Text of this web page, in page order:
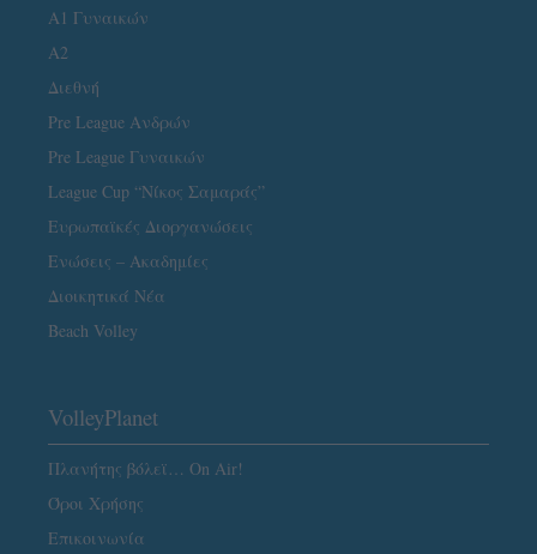
Α1 Γυναικών
A2
Διεθνή
Pre League Ανδρών
Pre League Γυναικών
League Cup “Νίκος Σαμαράς”
Ευρωπαϊκές Διοργανώσεις
Ενώσεις – Ακαδημίες
Διοικητικά Νέα
Beach Volley
VolleyPlanet
Πλανήτης βόλεϊ… On Air!
Όροι Χρήσης
Επικοινωνία